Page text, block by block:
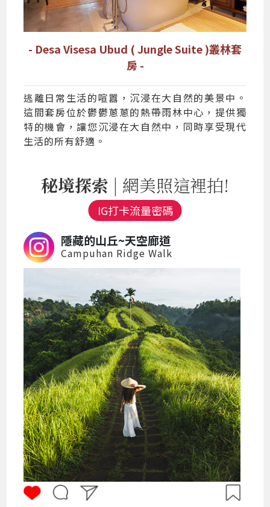
- Desa Visesa Ubud ( Jungle Suite )叢林套
房 -
逃離日常生活的喧囂，沉浸在大自然的美景中。
這間套房位於鬱鬱蔥蔥的熱帶雨林中心，提供獨
特的機會，讓您沉浸在大自然中，同時享受現代
生活的所有舒適。
秘境探索 | 網美照這裡拍!
IG打卡流量密碼
隱藏的山丘~天空廊道
Campuhan Ridge Walk